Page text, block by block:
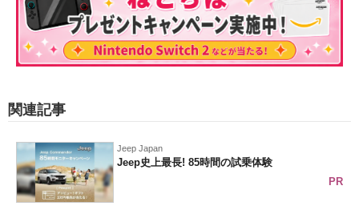
関連記事
Jeep Japan
Jeep史上最長! 85時間の試乗体験
PR